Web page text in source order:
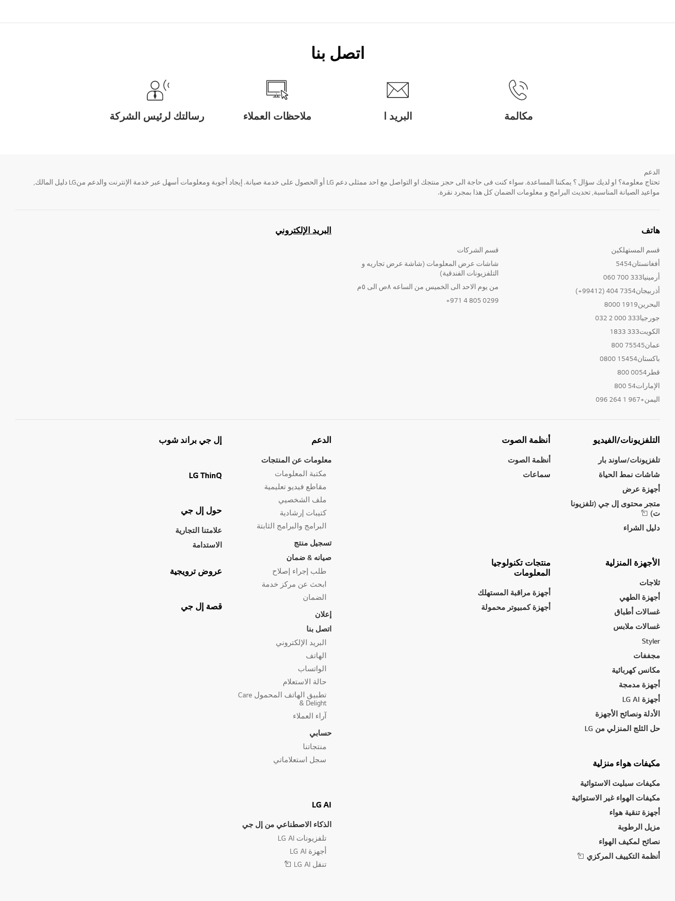
اتصل بنا
مكالمة البريد ا ملاحظات العملاء رسالتك لرئيس الشركة
الدعم
تحتاج معلومة؟ او لديك سؤال ؟ يمكننا المساعدة. سواء كنت فى حاجة الى حجز منتجك او التواصل مع احد ممثلى دعم LG أو الحصول على خدمة صيانة. إيجاد أجوبة ومعلومات أسهل عبر خدمة الإنترنت والدعم منLG دليل المالك,
مواعيد الصيانة المناسبة, تحديث البرامج و معلومات الضمان كل هذا بمجرد نقرة.
هاتف
قسم المستهلكين
أفغانستان5454
أرمينيا333 700 060
أذربيجان7354 404 (99412+)
البحرين1919 8000
جورجيا333 000 2 032
الكويت333 1833
عمان75545 800
باكستان15454 0800
قطر0054 800
الإمارات54 800
اليمن+967 1 264 096
قسم الشركات
شاشات عرض المعلومات (شاشة عرض تجاريه و
التلفزيونات الفندقية)
من يوم الاحد الى الخميس من الساعه ٨ص الى ٥م
0299 805 4 971+
البريد الإلكتروني
التلفزيونات/الفيديو
تلفزيونات/ساوند بار
شاشات نمط الحياة
أجهزة عرض
متجر محتوى إل جي (تلفزيونا
ت)
دليل الشراء
أنظمة الصوت
أنظمة الصوت
سماعات
الأجهزة المنزلية
ثلاجات
أجهزة الطهي
غسالات أطباق
غسالات ملابس
Styler
مجففات
مكانس كهربائية
أجهزة مدمجة
أجهزة LG AI
الأدلة ونصائح الأجهزة
حل الثلج المنزلي من LG
منتجات تكنولوجيا
المعلومات
أجهزة مراقبة المستهلك
أجهزة كمبيوتر محمولة
مكيفات هواء منزلية
مكيفات سبليت الاستوائية
مكيفات الهواء غير الاستوائية
أجهزة تنقية هواء
مزيل الرطوبة
نصائح لمكيف الهواء
أنظمة التكييف المركزي
الدعم
معلومات عن المنتجات
مكتبة المعلومات
مقاطع فيديو تعليمية
ملف الشخصيي
كتيبات إرشادية
البرامج والبرامج الثابتة
تسجيل منتج
صيانه & ضمان
طلب إجراء إصلاح
ابحث عن مركز خدمة
الضمان
إعلان
اتصل بنا
البريد الإلكتروني
الهاتف
الواتساب
حالة الاستعلام
تطبيق الهاتف المحمول Care
& Delight
آراء العملاء
حسابي
منتجاتنا
سجل استعلاماتي
LG AI
الذكاء الاصطناعي من إل جي
تلفزيونات LG AI
أجهزة LG AI
تنقل LG AI
إل جي براند شوب
LG ThinQ
حول إل جي
علامتنا التجارية
الاستدامة
عروض ترويجية
قصة إل جي